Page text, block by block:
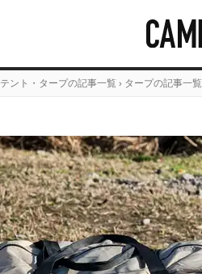
テント・タープの記事一覧 › タープの記事一覧